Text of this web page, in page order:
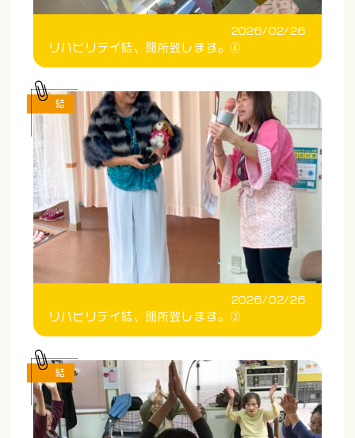
2026/02/26
リハビリデイ結、閉所致します。④
2026/02/26
リハビリデイ結、閉所致します。③
結
結